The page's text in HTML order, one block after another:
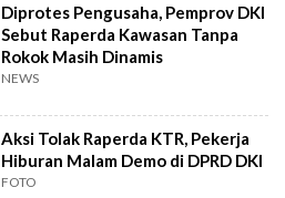
Diprotes Pengusaha, Pemprov DKI
Sebut Raperda Kawasan Tanpa
Rokok Masih Dinamis
NEWS
Aksi Tolak Raperda KTR, Pekerja
Hiburan Malam Demo di DPRD DKI
FOTO